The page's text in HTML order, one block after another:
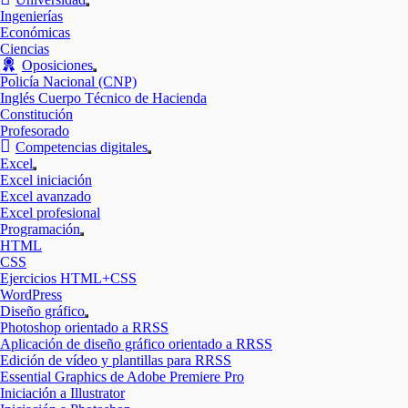
Mostrar
Ingenierías
Económicas
Ciencias
Oposiciones
Mostrar
el
submenú
Policía Nacional (CNP)
Inglés Cuerpo Técnico de Hacienda
Constitución
Profesorado
Competencias digitales
Mostrar
Excel
Mostrar
el
submenú
Excel iniciación
Excel avanzado
Excel profesional
Programación
Mostrar
HTML
CSS
Ejercicios HTML+CSS
WordPress
Diseño gráfico
Mostrar
el
submenú
Photoshop orientado a RRSS
Aplicación de diseño gráfico orientado a RRSS
Edición de vídeo y plantillas para RRSS
Essential Graphics de Adobe Premiere Pro
Iniciación a Illustrator